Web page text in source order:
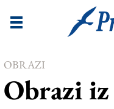
Novice
Goriška
Kultura
OBRAZI
Obrazi